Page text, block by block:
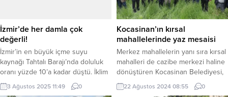
İzmir’de her damla çok
değerli!
İzmir’in en büyük içme suyu
kaynağı Tahtalı Barajı’nda doluluk
oranı yüzde 10’a kadar düştü. İklim
değişikliği, düzensiz yağış rejimi ve
artan nüfus baskısı nedeniyle
3 Ağustos 2025 11:49 0
Kocasinan’ın kırsal
mahallelerinde yaz mesaisi
Merkez mahallelerin yanı sıra kırsal
mahalleri de cazibe merkezi haline
dönüştüren Kocasinan Belediyesi,
kırsalda yaptığı hizmet atağıyla
dikkat çekiyor. Yapılan hizmetlerle
22 Ağustos 2024 08:55 0